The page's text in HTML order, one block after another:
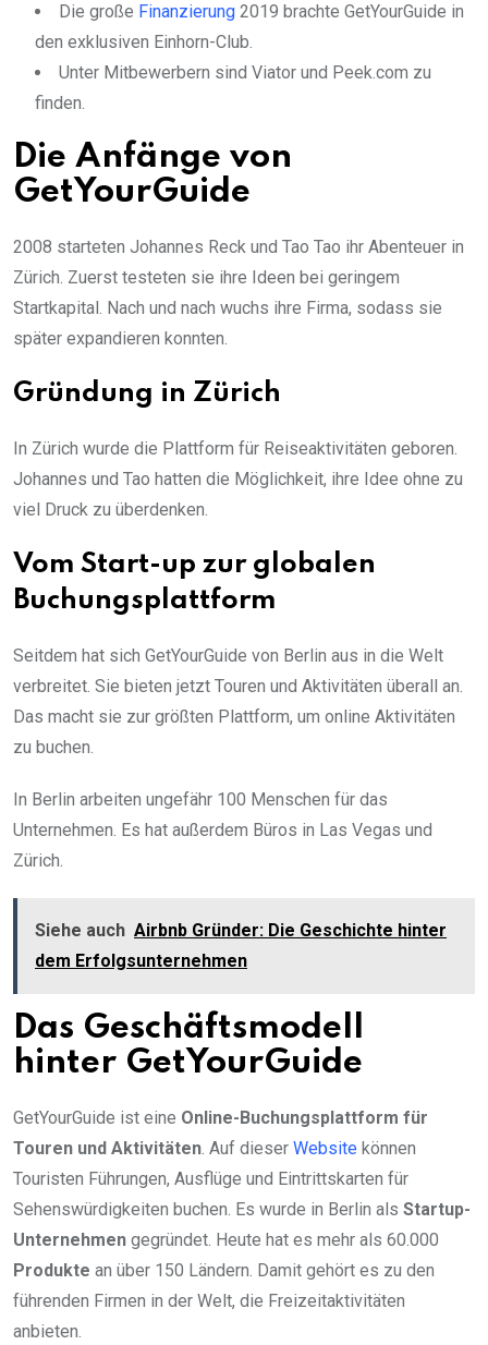
Die große Finanzierung 2019 brachte GetYourGuide in
den exklusiven Einhorn-Club.
Unter Mitbewerbern sind Viator und Peek.com zu
finden.
Die Anfänge von
GetYourGuide
2008 starteten Johannes Reck und Tao Tao ihr Abenteuer in
Zürich. Zuerst testeten sie ihre Ideen bei geringem
Startkapital. Nach und nach wuchs ihre Firma, sodass sie
später expandieren konnten.
Gründung in Zürich
In Zürich wurde die Plattform für Reiseaktivitäten geboren.
Johannes und Tao hatten die Möglichkeit, ihre Idee ohne zu
viel Druck zu überdenken.
Vom Start-up zur globalen
Buchungsplattform
Seitdem hat sich GetYourGuide von Berlin aus in die Welt
verbreitet. Sie bieten jetzt Touren und Aktivitäten überall an.
Das macht sie zur größten Plattform, um online Aktivitäten
zu buchen.
In Berlin arbeiten ungefähr 100 Menschen für das
Unternehmen. Es hat außerdem Büros in Las Vegas und
Zürich.
Siehe auch Airbnb Gründer: Die Geschichte hinter
dem Erfolgsunternehmen
Das Geschäftsmodell
hinter GetYourGuide
GetYourGuide ist eine Online-Buchungsplattform für
Touren und Aktivitäten. Auf dieser Website können
Touristen Führungen, Ausflüge und Eintrittskarten für
Sehenswürdigkeiten buchen. Es wurde in Berlin als Startup-
Unternehmen gegründet. Heute hat es mehr als 60.000
Produkte an über 150 Ländern. Damit gehört es zu den
führenden Firmen in der Welt, die Freizeitaktivitäten
anbieten.